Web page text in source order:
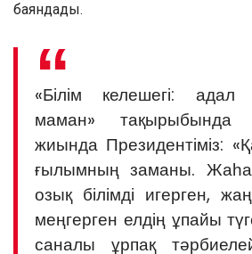
баяндады.
«Білім келешегі: адал
маман» тақырыбында
жиында Президентіміз:
ғылымның заманы.
озық білімді игерген,
меңгерген елдің ұпайы
саналы ұрпақ